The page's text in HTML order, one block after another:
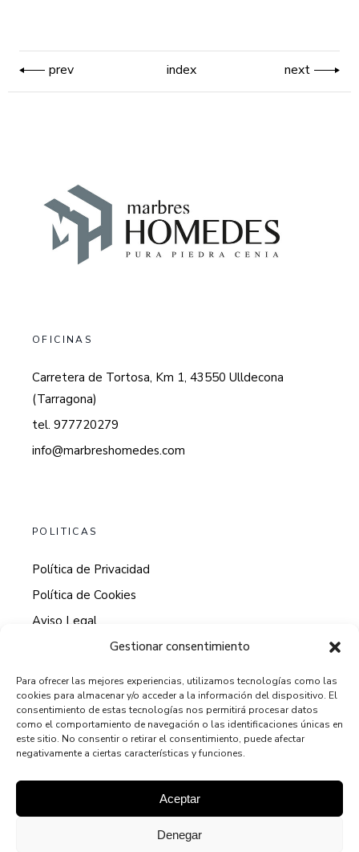
Gestionar consentimiento
Para ofrecer las mejores experiencias, utilizamos tecnologías como las
cookies para almacenar y/o acceder a la información del dispositivo. El
consentimiento de estas tecnologías nos permitirá procesar datos
como el comportamiento de navegación o las identificaciones únicas en
este sitio. No consentir o retirar el consentimiento, puede afectar
negativamente a ciertas características y funciones.
Aceptar
Denegar
prev index next
OFICINAS
Carretera de Tortosa, Km 1, 43550 Ulldecona
(Tarragona)
tel. 977720279
info@marbreshomedes.com
POLITICAS
Política de Privacidad
Política de Cookies
Aviso Legal
HORARIO DE ATENCION AL CLIENTE
9:00 - 13:00